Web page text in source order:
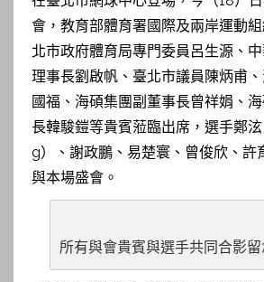
會，教育部體育署國際及兩岸運動
北市政府體育局專門委員呂生源、
理事長劉啟帆、臺北市議員陳炳甫
國福、海碩集團副董事長曾祥娟、
長韓駿鎧等貴賓蒞臨出席，選手鄭
g）、謝政鵬、易楚寰、曾俊欣、許
與本場盛會。
所有與會貴賓與選手共同合影留